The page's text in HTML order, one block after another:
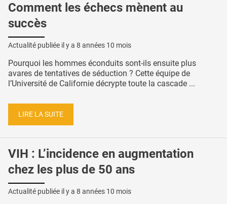
Comment les échecs mènent au
succès
Actualité publiée il y a 8 années 10 mois
Pourquoi les hommes éconduits sont-ils ensuite plus
avares de tentatives de séduction ? Cette équipe de
l’Université de Californie décrypte toute la cascade ...
LIRE LA SUITE
VIH : L’incidence en augmentation
chez les plus de 50 ans
Actualité publiée il y a 8 années 10 mois